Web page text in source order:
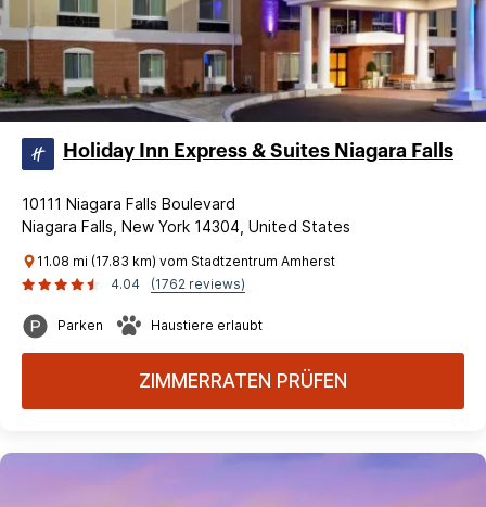
Holiday Inn Express & Suites Niagara Falls
10111 Niagara Falls Boulevard
Niagara Falls, New York 14304, United States
11.08 mi (17.83 km) vom Stadtzentrum Amherst
4.04
(1762 reviews)
Parken Haustiere erlaubt
ZIMMERRATEN PRÜFEN